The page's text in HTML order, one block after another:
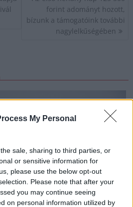
My Personal
sale, sharing to third parties, or
or sensitive information for
please use the below opt-out
Please note that after your
you may continue seeing
on personal information utilized by
forint adományt hozott,
bízunk a támogatóink további
nagylelkűségében